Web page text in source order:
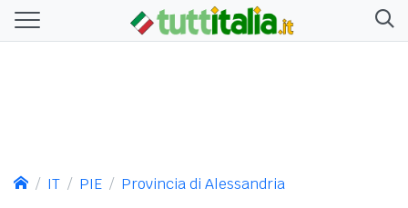
IT PIE Provincia di Alessandria